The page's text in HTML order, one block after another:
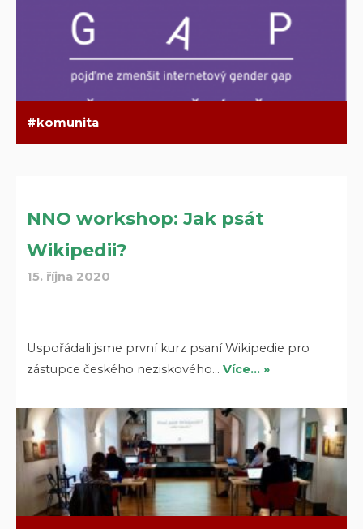
komunita
NNO workshop: Jak psát
Wikipedii?
15. října 2020
Uspořádali jsme první kurz psaní Wikipedie pro
zástupce českého neziskového…Více… »